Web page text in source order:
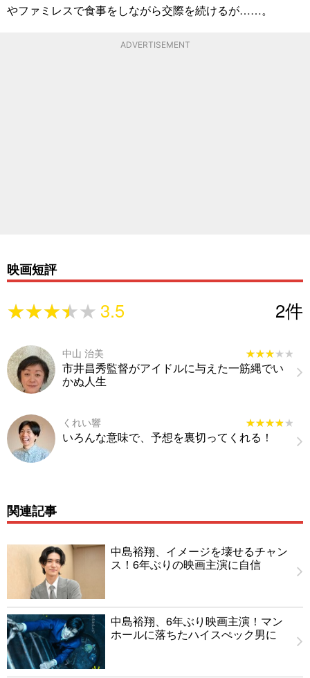
やファミレスで食事をしながら交際を続けるが……。
ADVERTISEMENT
映画短評
★★★★★
★★★★★ 3.5 2件
中山 治美 ★★★★★
★★★★★
市井昌秀監督がアイドルに与えた一筋縄でい
かぬ人生
くれい響 ★★★★★
★★★★★
いろんな意味で、予想を裏切ってくれる！
関連記事
中島裕翔、イメージを壊せるチャン
ス！6年ぶりの映画主演に自信
中島裕翔、6年ぶり映画主演！マン
ホールに落ちたハイスぺック男に